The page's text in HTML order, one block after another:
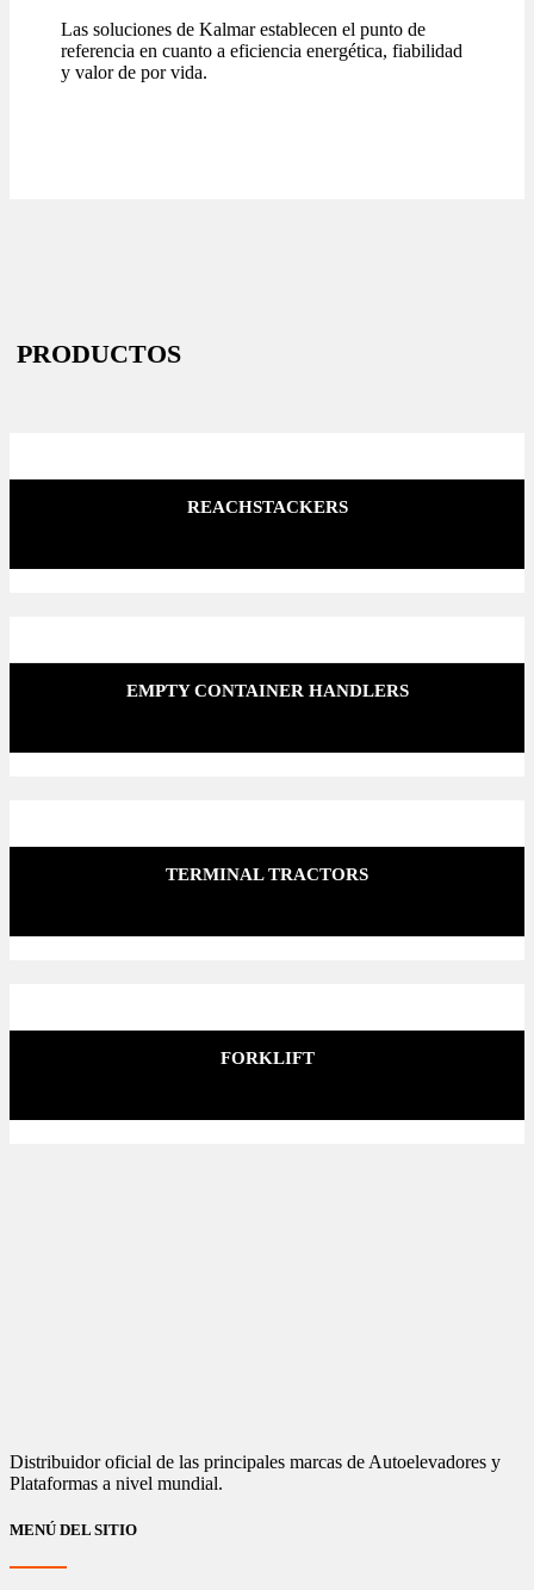
Las soluciones de Kalmar establecen el punto de
referencia en cuanto a eficiencia energética, fiabilidad
y valor de por vida.
PRODUCTOS
REACHSTACKERS
EMPTY CONTAINER HANDLERS
TERMINAL TRACTORS
FORKLIFT
Distribuidor oficial de las principales marcas de Autoelevadores y
Plataformas a nivel mundial.
MENÚ DEL SITIO